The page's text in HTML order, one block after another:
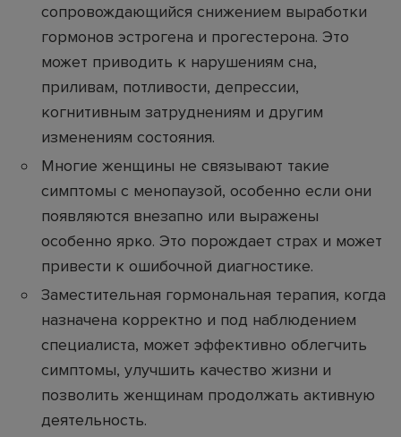
сопровождающийся снижением выработки
гормонов эстрогена и прогестерона. Это
может приводить к нарушениям сна,
приливам, потливости, депрессии,
когнитивным затруднениям и другим
изменениям состояния.
Многие женщины не связывают такие
симптомы с менопаузой, особенно если они
появляются внезапно или выражены
особенно ярко. Это порождает страх и может
привести к ошибочной диагностике.
Заместительная гормональная терапия, когда
назначена корректно и под наблюдением
специалиста, может эффективно облегчить
симптомы, улучшить качество жизни и
позволить женщинам продолжать активную
деятельность.